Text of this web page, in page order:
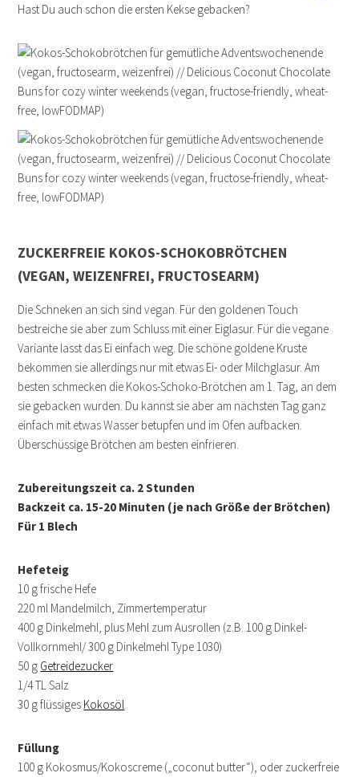
Hast Du auch schon die ersten Kekse gebacken?
ZUCKERFREIE KOKOS-SCHOKOBRÖTCHEN
(VEGAN, WEIZENFREI, FRUCTOSEARM)
Die Schneken an sich sind vegan. Für den goldenen Touch
bestreiche sie aber zum Schluss mit einer Eiglasur. Für die vegane
Variante lasst das Ei einfach weg. Die schöne goldene Kruste
bekommen sie allerdings nur mit etwas Ei- oder Milchglasur. Am
besten schmecken die Kokos-Schoko-Brötchen am 1. Tag, an dem
sie gebacken wurden. Du kannst sie aber am nächsten Tag ganz
einfach mit etwas Wasser betupfen und im Ofen aufbacken.
Überschüssige Brötchen am besten einfrieren.
Zubereitungszeit ca. 2 Stunden
Backzeit ca. 15-20 Minuten (je nach Größe der Brötchen)
Für 1 Blech
Hefeteig
10 g frische Hefe
220 ml Mandelmilch, Zimmertemperatur
400 g Dinkelmehl, plus Mehl zum Ausrollen (z.B. 100 g Dinkel-
Vollkornmehl/ 300 g Dinkelmehl Type 1030)
50 g Getreidezucker
1/4 TL Salz
30 g flüssiges Kokosöl
Füllung
100 g Kokosmus/Kokoscreme („coconut butter“), oder zuckerfreie